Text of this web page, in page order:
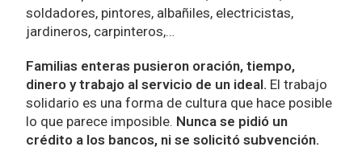
soldadores, pintores, albañiles, electricistas,
jardineros, carpinteros,…
Familias enteras pusieron oración, tiempo,
dinero y trabajo al servicio de un ideal. El trabajo
solidario es una forma de cultura que hace posible
lo que parece imposible. Nunca se pidió un
crédito a los bancos, ni se solicitó subvención.